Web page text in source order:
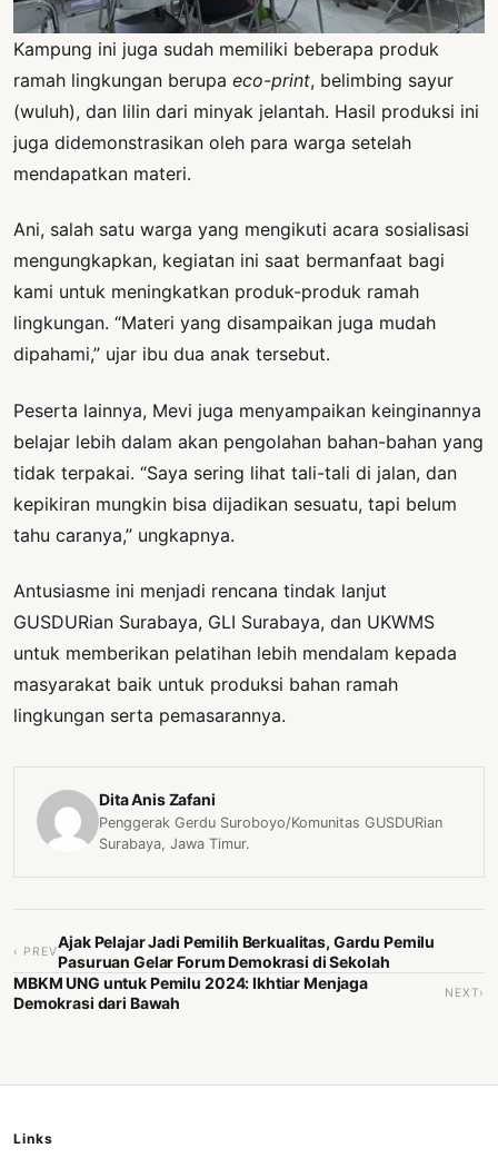
Kampung ini juga sudah memiliki beberapa produk
ramah lingkungan berupa eco-print, belimbing sayur
(wuluh), dan lilin dari minyak jelantah. Hasil produksi ini
juga didemonstrasikan oleh para warga setelah
mendapatkan materi.
Ani, salah satu warga yang mengikuti acara sosialisasi
mengungkapkan, kegiatan ini saat bermanfaat bagi
kami untuk meningkatkan produk-produk ramah
lingkungan. “Materi yang disampaikan juga mudah
dipahami,” ujar ibu dua anak tersebut.
Peserta lainnya, Mevi juga menyampaikan keinginannya
belajar lebih dalam akan pengolahan bahan-bahan yang
tidak terpakai. “Saya sering lihat tali-tali di jalan, dan
kepikiran mungkin bisa dijadikan sesuatu, tapi belum
tahu caranya,” ungkapnya.
Antusiasme ini menjadi rencana tindak lanjut
GUSDURian Surabaya, GLI Surabaya, dan UKWMS
untuk memberikan pelatihan lebih mendalam kepada
masyarakat baik untuk produksi bahan ramah
lingkungan serta pemasarannya.
Dita Anis Zafani
Penggerak Gerdu Suroboyo/Komunitas GUSDURian
Surabaya, Jawa Timur.
‹ PREV
Ajak Pelajar Jadi Pemilih Berkualitas, Gardu Pemilu
Pasuruan Gelar Forum Demokrasi di Sekolah
MBKM UNG untuk Pemilu 2024: Ikhtiar Menjaga
Demokrasi dari Bawah
NEXT›
Links